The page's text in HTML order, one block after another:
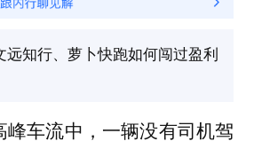
远知行、萝卜快跑如何闯过盈利
峰车流中，一辆没有司机驾